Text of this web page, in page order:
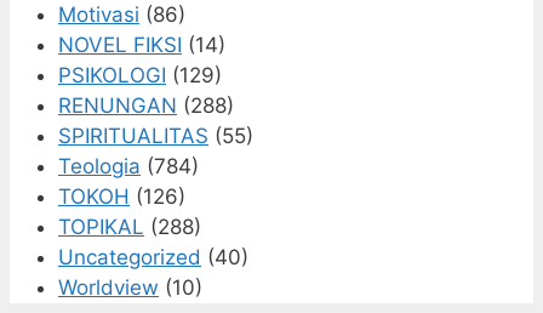
Motivasi (86)
NOVEL FIKSI (14)
PSIKOLOGI (129)
RENUNGAN (288)
SPIRITUALITAS (55)
Teologia (784)
TOKOH (126)
TOPIKAL (288)
Uncategorized (40)
Worldview (10)